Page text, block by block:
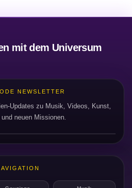
mit dem Universum
NEWSLETTER
Updates zu Musik, Videos, Kunst,
neuen Missionen.